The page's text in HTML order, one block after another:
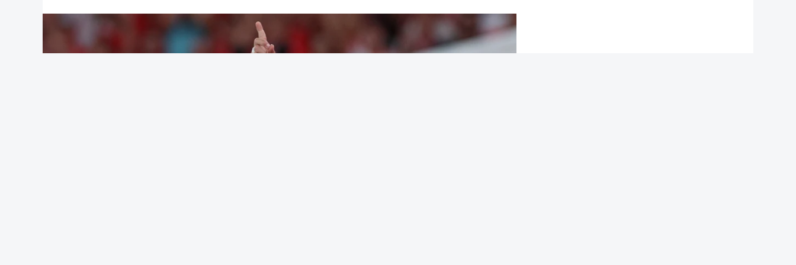
desclassificação do irlandês Ciah Keogh (APS Pro Cycling by Team Cadence Cycling),
após concluir a etapa para além do tempo de controlo.